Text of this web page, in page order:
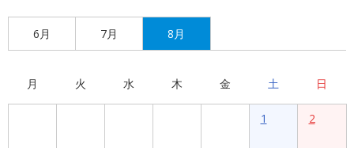
6月 7月 8月
月 火 水 木 金 土 日
1 2